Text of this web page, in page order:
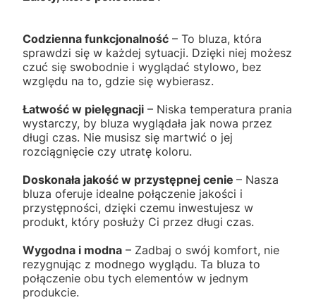
Codzienna funkcjonalność – To bluza, która
sprawdzi się w każdej sytuacji. Dzięki niej możesz
czuć się swobodnie i wyglądać stylowo, bez
względu na to, gdzie się wybierasz.
Łatwość w pielęgnacji – Niska temperatura prania
wystarczy, by bluza wyglądała jak nowa przez
długi czas. Nie musisz się martwić o jej
rozciągnięcie czy utratę koloru.
Doskonała jakość w przystępnej cenie – Nasza
bluza oferuje idealne połączenie jakości i
przystępności, dzięki czemu inwestujesz w
produkt, który posłuży Ci przez długi czas.
Wygodna i modna – Zadbaj o swój komfort, nie
rezygnując z modnego wyglądu. Ta bluza to
połączenie obu tych elementów w jednym
produkcie.